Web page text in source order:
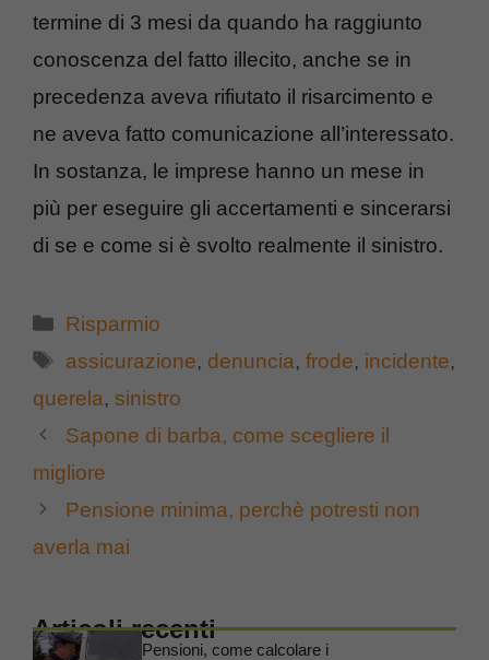
termine di 3 mesi da quando ha raggiunto
conoscenza del fatto illecito, anche se in
precedenza aveva rifiutato il risarcimento e
ne aveva fatto comunicazione all’interessato.
In sostanza, le imprese hanno un mese in
più per eseguire gli accertamenti e sincerarsi
di se e come si è svolto realmente il sinistro.
Categorie
Risparmio
Tag
assicurazione, denuncia,frode, incidente,
querela, sinistro
Sapone di barba, come scegliere il
migliore
Pensione minima, perchè potresti non
averla mai
Articoli recenti
Pensioni, come calcolare i